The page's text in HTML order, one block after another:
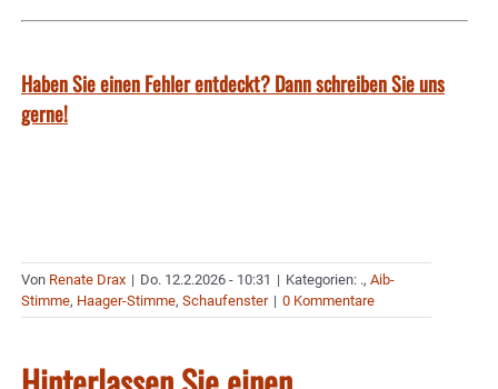
Haben Sie einen Fehler entdeckt? Dann schreiben Sie uns
gerne!
Von Renate Drax | Do. 12.2.2026 - 10:31 | Kategorien: ., Aib-
Stimme, Haager-Stimme, Schaufenster | 0 Kommentare